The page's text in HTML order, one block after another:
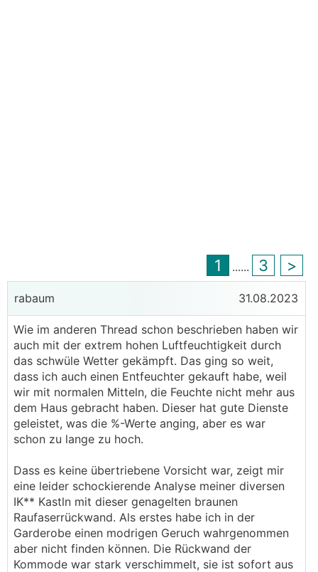
1 ...... 3 >
rabaum 31.08.2023
Wie im anderen Thread schon beschrieben haben wir
auch mit der extrem hohen Luftfeuchtigkeit durch
das schwüle Wetter gekämpft. Das ging so weit,
dass ich auch einen Entfeuchter gekauft habe, weil
wir mit normalen Mitteln, die Feuchte nicht mehr aus
dem Haus gebracht haben. Dieser hat gute Dienste
geleistet, was die %-Werte anging, aber es war
schon zu lange zu hoch.
Dass es keine übertriebene Vorsicht war, zeigt mir
eine leider schockierende Analyse meiner diversen
IK** Kastln mit dieser genagelten braunen
Raufaserrückwand. Als erstes habe ich in der
Garderobe einen modrigen Geruch wahrgenommen
aber nicht finden können. Die Rückwand der
Kommode war stark verschimmelt, sie ist sofort aus